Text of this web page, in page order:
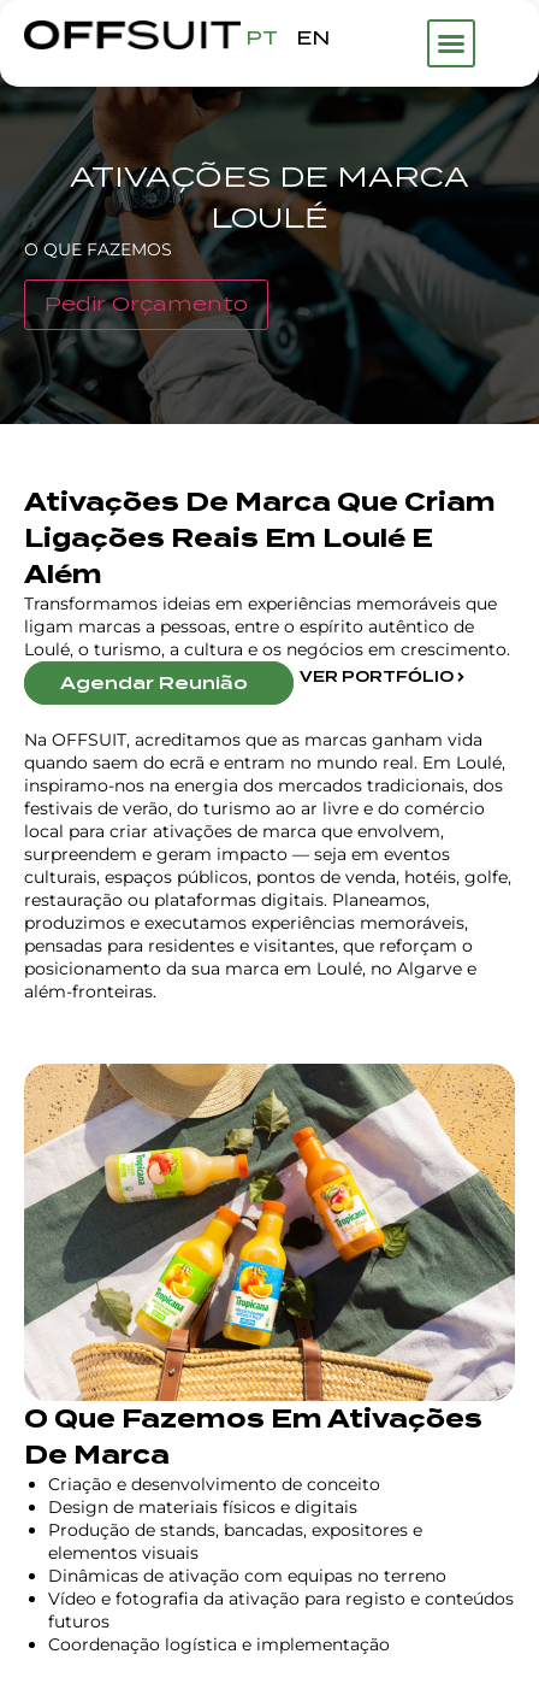
PT EN
ATIVAÇÕES DE MARCA
LOULÉ
O QUE FAZEMOS
Pedir Orçamento
Ativações De Marca Que Criam
Ligações Reais Em Loulé E
Além
Transformamos ideias em experiências memoráveis que
ligam marcas a pessoas, entre o espírito autêntico de
Loulé, o turismo, a cultura e os negócios em crescimento.
Agendar Reunião VER PORTFÓLIO
Na OFFSUIT, acreditamos que as marcas ganham vida
quando saem do ecrã e entram no mundo real. Em Loulé,
inspiramo-nos na energia dos mercados tradicionais, dos
festivais de verão, do turismo ao ar livre e do comércio
local para criar ativações de marca que envolvem,
surpreendem e geram impacto — seja em eventos
culturais, espaços públicos, pontos de venda, hotéis, golfe,
restauração ou plataformas digitais. Planeamos,
produzimos e executamos experiências memoráveis,
pensadas para residentes e visitantes, que reforçam o
posicionamento da sua marca em Loulé, no Algarve e
além-fronteiras.
O Que Fazemos Em Ativações
De Marca
Criação e desenvolvimento de conceito
Design de materiais físicos e digitais
Produção de stands, bancadas, expositores e
elementos visuais
Dinâmicas de ativação com equipas no terreno
Vídeo e fotografia da ativação para registo e conteúdos
futuros
Coordenação logística e implementação